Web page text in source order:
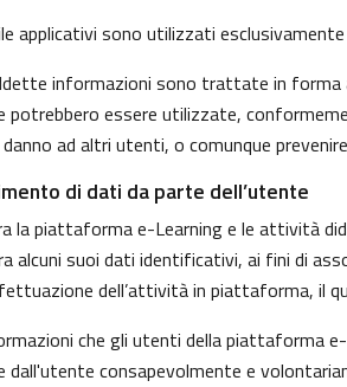
applicativi sono utilizzati
informazioni sono trattate in
potrebbero essere utilizzate,
danno ad altri utenti, o comunque
di dati da parte dell’utente
la piattaforma e-Learning e le attività
alcuni suoi dati identificativi, ai fini di
dell’attività in piattaforma, il
che gli utenti della piattaforma
dall'utente consapevolmente e